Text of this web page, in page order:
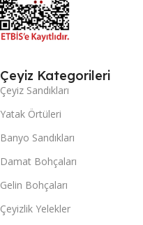
Çeyiz Kategorileri
Çeyiz Sandıkları
Yatak Örtüleri
Banyo Sandıkları
Damat Bohçaları
Gelin Bohçaları
Çeyizlik Yelekler